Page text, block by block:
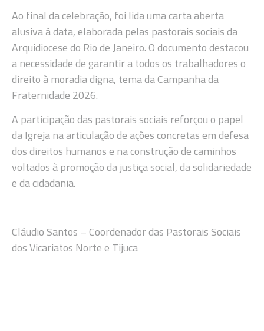
Ao final da celebração, foi lida uma carta aberta
alusiva à data, elaborada pelas pastorais sociais da
Arquidiocese do Rio de Janeiro. O documento destacou
a necessidade de garantir a todos os trabalhadores o
direito à moradia digna, tema da Campanha da
Fraternidade 2026.
A participação das pastorais sociais reforçou o papel
da Igreja na articulação de ações concretas em defesa
dos direitos humanos e na construção de caminhos
voltados à promoção da justiça social, da solidariedade
e da cidadania.
Cláudio Santos – Coordenador das Pastorais Sociais
dos Vicariatos Norte e Tijuca